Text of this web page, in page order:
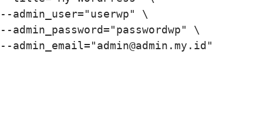
--admin_user="userwp" \
--admin_password="passwordwp" \
--admin_email="admin@admin.my.id"